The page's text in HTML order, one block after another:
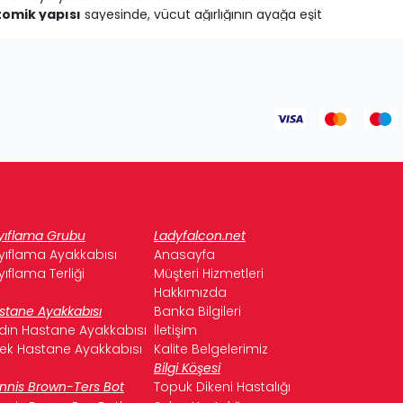
yapısı sayesinde, vücut ağırlığının ayağa eşit
günlük ayakkabılarınızdan spor ayakkabılarınıza,
vazgeçmeden konforu yaşayabilirsiniz.
kısmına denk gelecek şekilde yerleştirin.
Grubu
Ladyfalcon.net
Ayakkabısı
Anasayfa
Terliği
Müşteri Hizmetleri
Hakkımızda
Ayakkabısı
Banka Bilgileri
Hastane Ayakkabısı İletişim
Hastane Ayakkabısı
Kalite Belgelerimiz
Bilgi Köşesi
Brown-Ters Bot
Topuk Dikeni Hastalığı